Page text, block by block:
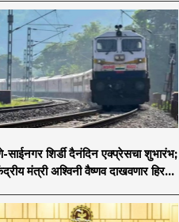
साईनगर शिर्डी दैनंदिन एक्प्रेसचा शुभारंभ;
मंत्री अश्विनी वैष्णव दाखवणार हिरवा